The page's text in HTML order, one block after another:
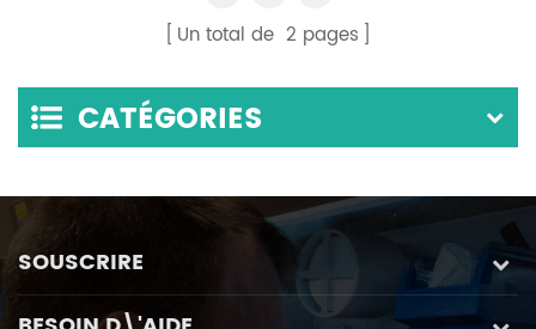
Un total de 2 pages
CATÉGORIES
SOUSCRIRE